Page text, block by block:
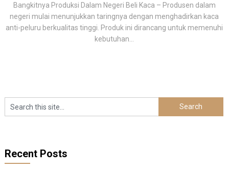
Bangkitnya Produksi Dalam Negeri Beli Kaca – Produsen dalam
negeri mulai menunjukkan taringnya dengan menghadirkan kaca
anti-peluru berkualitas tinggi. Produk ini dirancang untuk memenuhi
kebutuhan...
Recent Posts